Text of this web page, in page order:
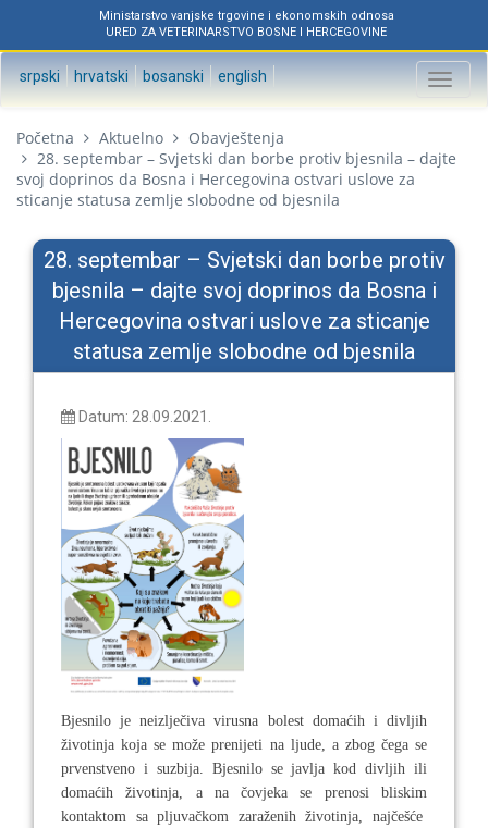
Ministarstvo vanjske trgovine i ekonomskih odnosa
URED ZA VETERINARSTVO BOSNE I HERCEGOVINE
srpski hrvatski bosanski english
Toggle
Početna Aktuelno
Obavještenja
28. septembar – Svjetski dan borbe protiv bjesnila – dajte
svoj doprinos da Bosna i Hercegovina ostvari uslove za
sticanje statusa zemlje slobodne od bjesnila
28. septembar – Svjetski dan borbe protiv
bjesnila – dajte svoj doprinos da Bosna i
Hercegovina ostvari uslove za sticanje
statusa zemlje slobodne od bjesnila
Datum: 28.09.2021.
Bjesnilo je neizlječiva virusna bolest domaćih i divljih
životinja koja se može prenijeti na ljude, a zbog čega se
prvenstveno i suzbija. Bjesnilo se javlja kod divljih ili
domaćih životinja, a na čovjeka se prenosi bliskim
kontaktom sa pljuvačkom zaraženih životinja, najčešće